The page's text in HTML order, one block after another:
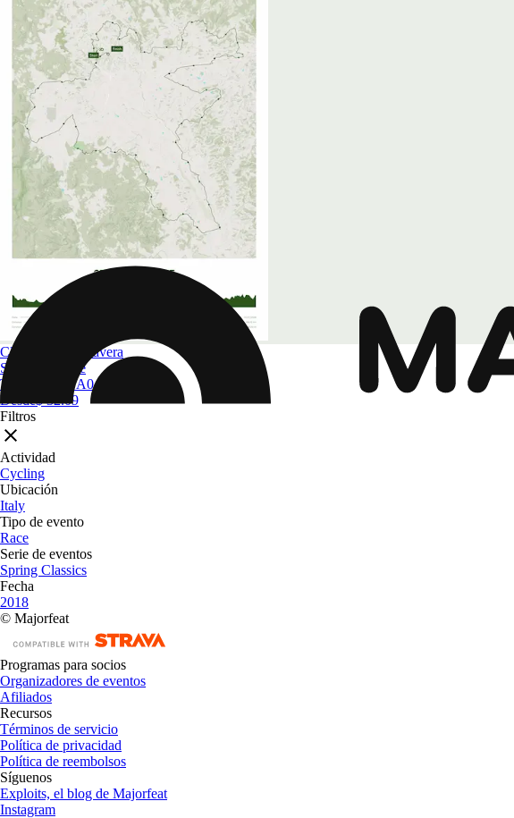
Clásicas de primavera
Strade Bianche
Tamaño
A4 a A0
Desde$ 32.09
Filtros
Actividad
Cycling
Ubicación
Italy
Tipo de evento
Race
Serie de eventos
Spring Classics
Fecha
2018
© Majorfeat
Programas para socios
Organizadores de eventos
Afiliados
Recursos
Términos de servicio
Política de privacidad
Política de reembolsos
Síguenos
Exploits, el blog de Majorfeat
Instagram